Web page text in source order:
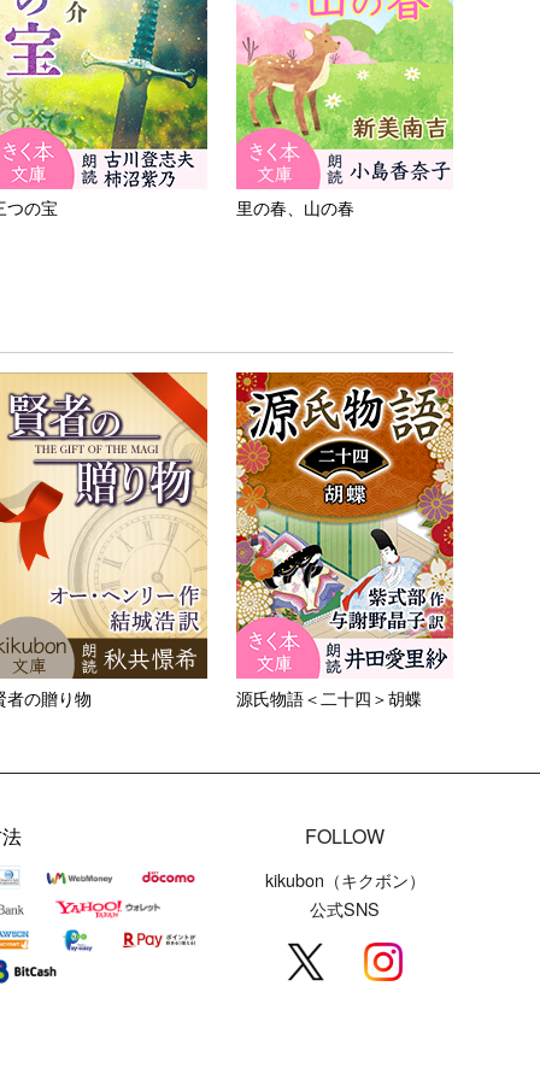
つの宝 里の春、山の春
者の贈り物 源氏物語＜二十四＞胡蝶
FOLLOW
kikubon（キクボン）
公式SNS